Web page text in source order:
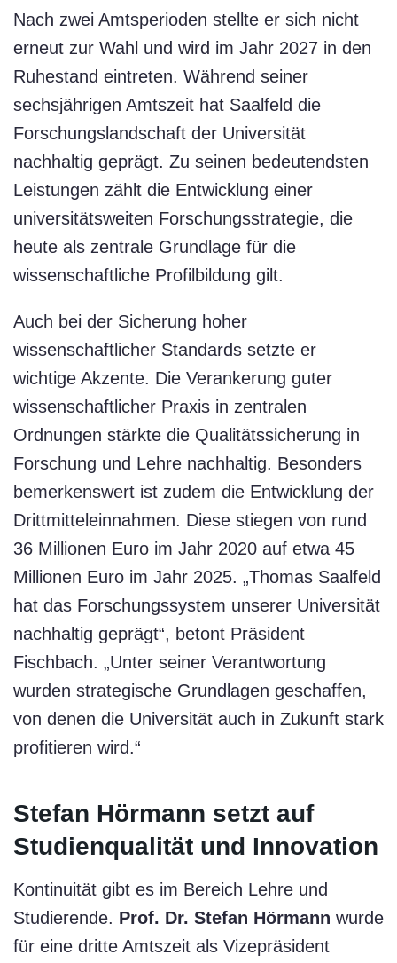
Nach zwei Amtsperioden stellte er sich nicht
erneut zur Wahl und wird im Jahr 2027 in den
Ruhestand eintreten. Während seiner
sechsjährigen Amtszeit hat Saalfeld die
Forschungslandschaft der Universität
nachhaltig geprägt. Zu seinen bedeutendsten
Leistungen zählt die Entwicklung einer
universitätsweiten Forschungsstrategie, die
heute als zentrale Grundlage für die
wissenschaftliche Profilbildung gilt.
Auch bei der Sicherung hoher
wissenschaftlicher Standards setzte er
wichtige Akzente. Die Verankerung guter
wissenschaftlicher Praxis in zentralen
Ordnungen stärkte die Qualitätssicherung in
Forschung und Lehre nachhaltig. Besonders
bemerkenswert ist zudem die Entwicklung der
Drittmitteleinnahmen. Diese stiegen von rund
36 Millionen Euro im Jahr 2020 auf etwa 45
Millionen Euro im Jahr 2025. „Thomas Saalfeld
hat das Forschungssystem unserer Universität
nachhaltig geprägt“, betont Präsident
Fischbach. „Unter seiner Verantwortung
wurden strategische Grundlagen geschaffen,
von denen die Universität auch in Zukunft stark
profitieren wird.“
Stefan Hörmann setzt auf
Studienqualität und Innovation
Kontinuität gibt es im Bereich Lehre und
Studierende. Prof. Dr. Stefan Hörmann wurde
für eine dritte Amtszeit als Vizepräsident